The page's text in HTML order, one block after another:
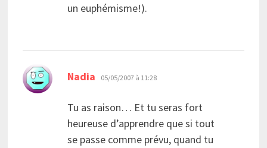
un euphémisme!).
Nadia dit :
05/05/2007 à 11:28
Tu as raison… Et tu seras fort
heureuse d’apprendre que si tout
se passe comme prévu, quand tu